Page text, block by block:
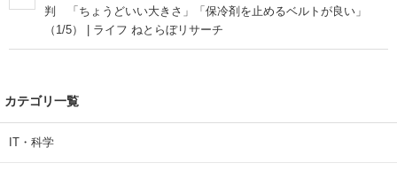
判 「ちょうどいい大きさ」「保冷剤を止めるベルトが良い」
（1/5） | ライフ ねとらぼリサーチ
カテゴリ一覧
IT・科学